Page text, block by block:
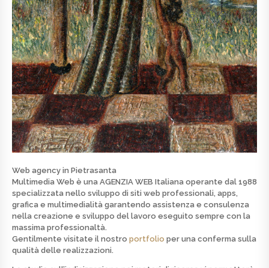
Web agency in Pietrasanta
Multimedia Web è una AGENZIA WEB Italiana operante dal 1988
specializzata nello sviluppo di siti web professionali, apps,
grafica e multimedialità garantendo assistenza e consulenza
nella creazione e sviluppo del lavoro eseguito sempre con la
massima professionaltà.
Gentilmente visitate il nostro portfolio per una conferma sulla
qualità delle realizzazioni.